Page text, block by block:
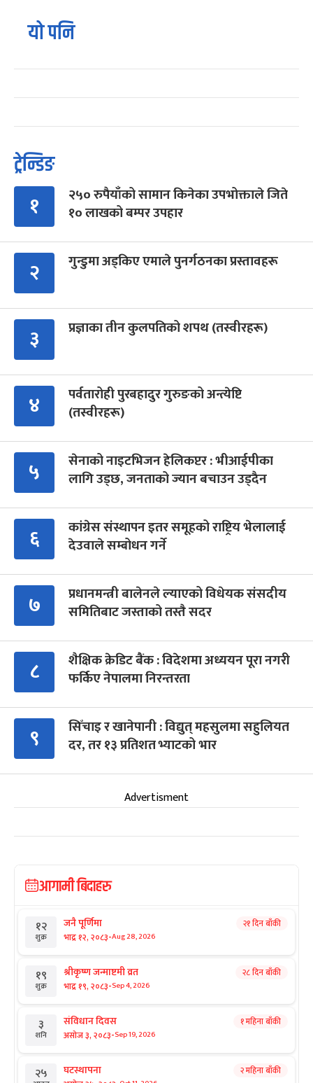
यो पनि
ट्रेन्डिङ
१
२५० रुपैयाँको सामान किनेका उपभोक्ताले जिते
१० लाखको बम्पर उपहार
२ गुन्डुमा अड्किए एमाले पुनर्गठनका प्रस्तावहरू
३ प्रज्ञाका तीन कुलपतिको शपथ (तस्वीरहरू)
४
पर्वतारोही पुरबहादुर गुरुङको अन्त्येष्टि
(तस्वीरहरू)
५
सेनाको नाइटभिजन हेलिकप्टर : भीआईपीका
लागि उड्छ, जनताको ज्यान बचाउन उड्दैन
६
कांग्रेस संस्थापन इतर समूहको राष्ट्रिय भेलालाई
देउवाले सम्बोधन गर्ने
७
प्रधानमन्त्री बालेनले ल्याएको विधेयक संसदीय
समितिबाट जस्ताको तस्तै सदर
८
शैक्षिक क्रेडिट बैंक : विदेशमा अध्ययन पूरा नगरी
फर्किए नेपालमा निरन्तरता
९
सिँचाइ र खानेपानी : विद्युत् महसुलमा सहुलियत
दर, तर १३ प्रतिशत भ्याटको भार
Advertisment
आगामी बिदाहरु
१२
शुक्र
जनै पूर्णिमा
भाद्र १२, २०८३-Aug 28, 2026
२१ दिन बाँकी
१९
शुक्र
श्रीकृष्ण जन्माष्टमी व्रत
भाद्र १९, २०८३-Sep 4, 2026
२८ दिन बाँकी
३
शनि
संविधान दिवस
असोज ३, २०८३-Sep 19, 2026
१ महिना बाँकी
२५ घटस्थापना २ महिना बाँकी